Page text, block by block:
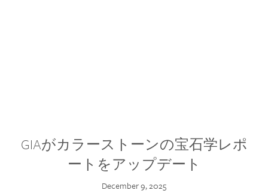
GIAがカラーストーンの宝石学レポ
ートをアップデート
December 9, 2025